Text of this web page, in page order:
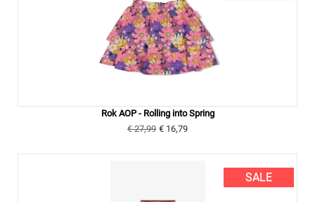
Rok AOP - Rolling into Spring
€ 27,99 € 16,79
SALE